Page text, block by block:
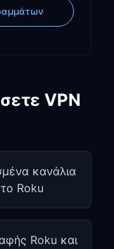
VPN
κανάλια
Roku
Roku και